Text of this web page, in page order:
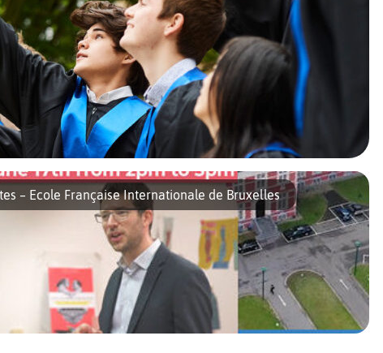
Montgomery (EIM) vous ouvre ses portes prochainement à Bruxelles !
– Ecole Française Internationale de Bruxelles